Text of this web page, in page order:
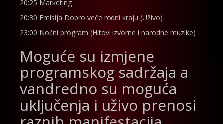
20:25 Marketing
20:30 Emisija Dobro veče rodni kraju (Uživo)
23:00 Noćni program (Hitovi izvorne i narodne muzike)
Moguće su izmjene
programskog sadržaja a
vandredno su moguća
uključenja i uživo prenosi